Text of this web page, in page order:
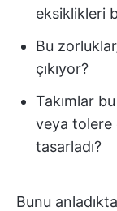
eksiklikleri
Bu
çıkıyor?
Takımlar
veya tolere
tasarladı?
Bunu